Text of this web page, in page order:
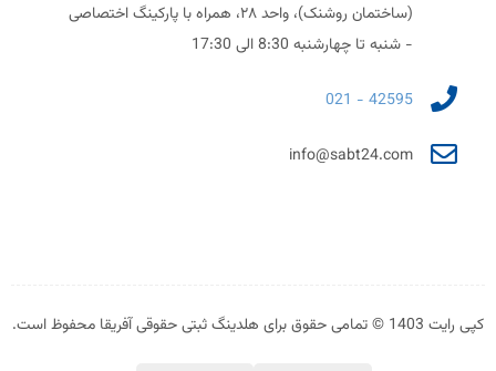
(ساختمان روشنک)، واحد ۲۸، همراه با پارکینگ اختصاصی
- شنبه تا چهارشنبه 8:30 الی 17:30
42595 - 021
info@sabt24.com
کپی رایت 1403 © تمامی حقوق برای هلدینگ ثبتی حقوقی آفریقا محفوظ است.